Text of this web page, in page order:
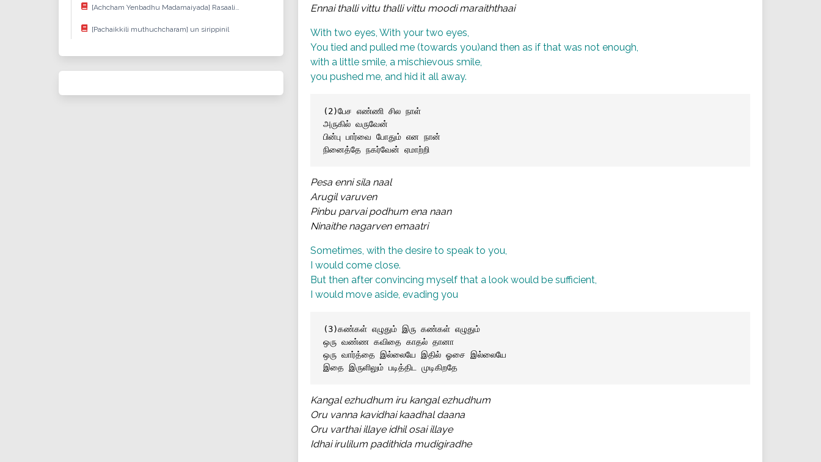
[Achcham Yenbadhu Madamaiyada] Rasaali…
[Pachaikkili muthuchcharam] un sirippinil
Ennai thalli vittu thalli vittu moodi maraiththaai
With two eyes, With your two eyes,
You tied and pulled me (towards you)and then as if that was not enough,
with a little smile, a mischievous smile,
you pushed me, and hid it all away.
(2)பேச எண்ணி சில நாள்
அருகில் வருவேன்
பின்பு பார்வை போதும் என நான்
நினைத்தே நகர்வேன் ஏமாற்றி
Pesa enni sila naal
Arugil varuven
Pinbu parvai podhum ena naan
Ninaithe nagarven emaatri
Sometimes, with the desire to speak to you,
I would come close.
But then after convincing myself that a look would be sufficient,
I would move aside, evading you
(3)கண்கள் எழுதும் இரு கண்கள் எழுதும்
ஒரு வண்ண கவிதை காதல் தானா
ஒரு வார்த்தை இல்லையே இதில் ஓசை இல்லையே
இதை இருளிலும் படித்திட முடிகிறதே
Kangal ezhudhum iru kangal ezhudhum
Oru vanna kavidhai kaadhal daana
Oru varthai illaye idhil osai illaye
Idhai irulilum padithida mudigiradhe